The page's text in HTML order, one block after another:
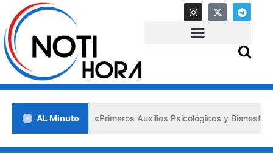
AL Minuto
en Lara impulsa los «Primeros Auxilios Psicológicos y Bienestar